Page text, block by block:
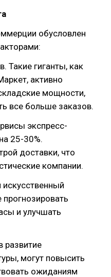
обусловлен
Такие гиганты, как
активно
мощности,
все больше заказов.
экспресс-
25-30%.
доставки, что
компании.
и улучшать
развитие
могут повысить
ожиданиям